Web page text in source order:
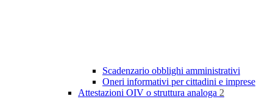
Scadenzario obblighi amministrativi
Oneri informativi per cittadini e imprese
Attestazioni OIV o struttura analoga 2